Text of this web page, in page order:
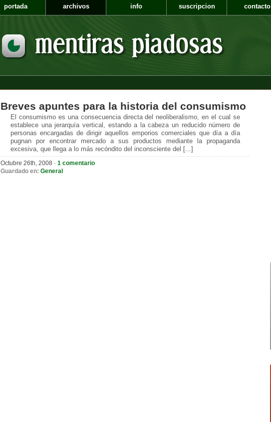
portada archivos info suscripcion contacto
Breves apuntes para la historia del consumismo
El consumismo es una consecuencia directa del neoliberalismo, en el cual se
establece una jerarquía vertical, estando a la cabeza un reducido número de
personas encargadas de dirigir aquellos emporios comerciales que día a día
pugnan por encontrar mercado a sus productos mediante la propaganda
excesiva, que llega a lo más recóndito del inconsciente del [...]
Octubre 26th, 2008 · 1 comentario
Guardado en: General